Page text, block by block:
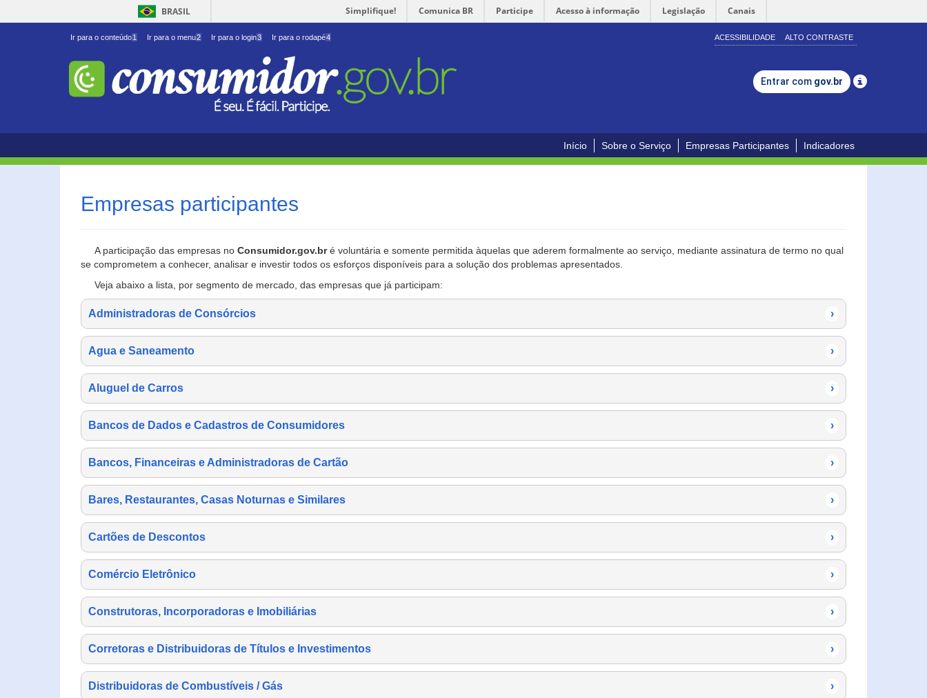
BRASIL Simplifique! Comunica BR Participe Acesso à informação Legislação Canais
Ir para o conteúdo1 Ir para o menu2 Ir para o login3 Ir para o rodapé4 ACESSIBILIDADE ALTO CONTRASTE
Entrar com gov.br
Início Sobre o Serviço Empresas Participantes Indicadores
Empresas participantes
A participação das empresas no Consumidor.gov.bré voluntária e somente permitida àquelas que aderem formalmente ao serviço, mediante assinatura de termo no qual
se comprometem a conhecer, analisar e investir todos os esforços disponíveis para a solução dos problemas apresentados.
Veja abaixo a lista, por segmento de mercado, das empresas que já participam:
Administradoras de Consórcios ›
Agua e Saneamento ›
Aluguel de Carros ›
Bancos de Dados e Cadastros de Consumidores ›
Bancos, Financeiras e Administradoras de Cartão ›
Bares, Restaurantes, Casas Noturnas e Similares ›
Cartões de Descontos ›
Comércio Eletrônico ›
Construtoras, Incorporadoras e Imobiliárias ›
Corretoras e Distribuidoras de Títulos e Investimentos ›
Distribuidoras de Combustíveis / Gás ›